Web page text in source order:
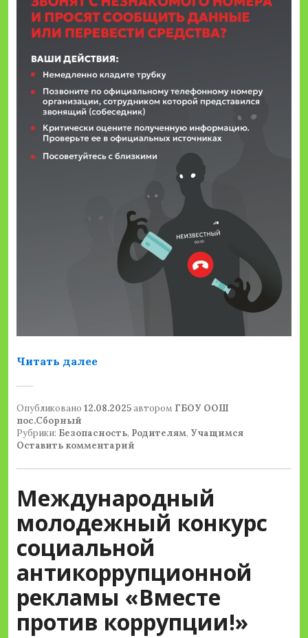
Читать далее«Как бороться с телефонными
Опубликовано 12.08.2025автором ГБОУ ООШ
пос.Сборный
Рубрики: Безопасность, Родителям, Учащимся
Оставить комментарий
Международный
молодежный конкурс
социальной
антикоррупционной
рекламы «Вместе
против коррупции!»